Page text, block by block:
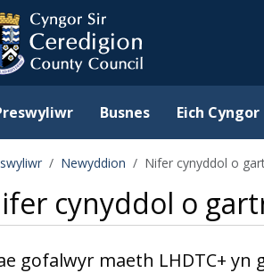
County
Busnes Eich Cyngor
Newyddion Nifer cynyddol o
cynyddol o
gofalwyr maeth LHDTC+